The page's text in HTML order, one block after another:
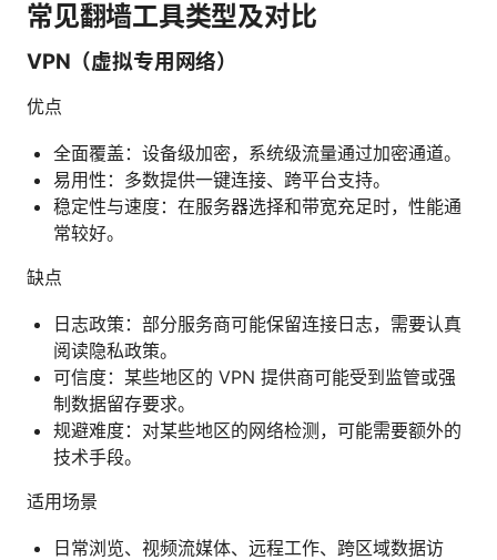
常见翻墙工具类型及对比
VPN（虚拟专用网络）
优点
全面覆盖：设备级加密，系统级流量通过加密通道。
易用性：多数提供一键连接、跨平台支持。
稳定性与速度：在服务器选择和带宽充足时，性能通
常较好。
缺点
日志政策：部分服务商可能保留连接日志，需要认真
阅读隐私政策。
可信度：某些地区的 VPN 提供商可能受到监管或强
制数据留存要求。
规避难度：对某些地区的网络检测，可能需要额外的
技术手段。
适用场景
日常浏览、视频流媒体、远程工作、跨区域数据访